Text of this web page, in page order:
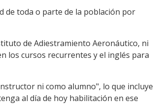
de toda o parte de la población por
de Adiestramiento Aeronáutico, ni
los cursos recurrentes y el inglés para
ni como alumno", lo que incluye
al día de hoy habilitación en ese